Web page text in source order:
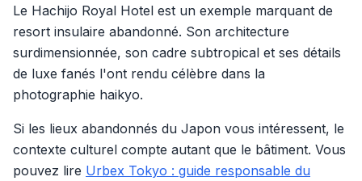
Le Hachijo Royal Hotel est un exemple marquant de
resort insulaire abandonné. Son architecture
surdimensionnée, son cadre subtropical et ses détails
de luxe fanés l'ont rendu célèbre dans la
photographie haikyo.
Si les lieux abandonnés du Japon vous intéressent, le
contexte culturel compte autant que le bâtiment. Vous
pouvez lire Urbex Tokyo : guide responsable du